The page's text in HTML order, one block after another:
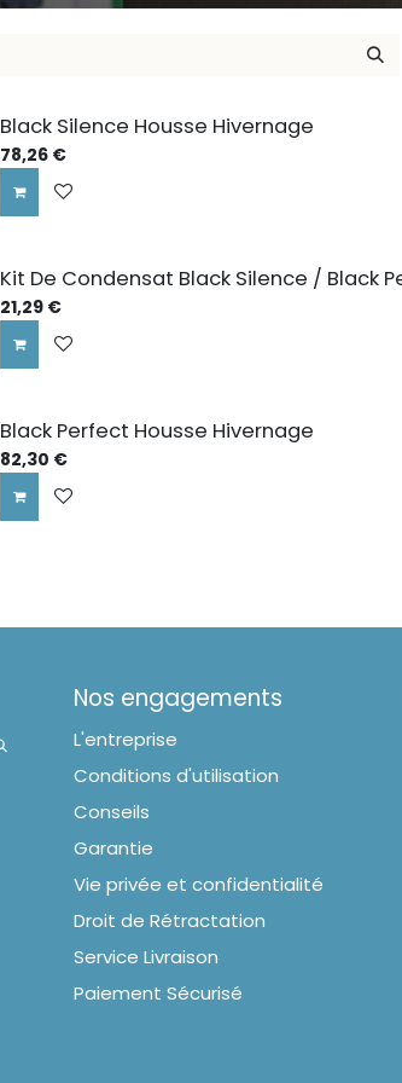
Black Silence Housse Hivernage
78,26 €
Kit De Condensat Black Silence / Black
21,29 €
Black Perfect Housse Hivernage
82,30 €
Nos engagements
L'entreprise
Conditions d'utilisation
Conseils
Garantie
Vie privée et confidentialité
Droit de Rétractation
Service Livraison
Paiement Sécurisé